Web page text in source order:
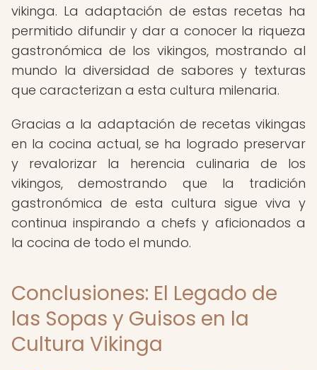
vikinga. La adaptación de estas recetas ha
permitido difundir y dar a conocer la riqueza
gastronómica de los vikingos, mostrando al
mundo la diversidad de sabores y texturas
que caracterizan a esta cultura milenaria.
Gracias a la adaptación de recetas vikingas
en la cocina actual, se ha logrado preservar
y revalorizar la herencia culinaria de los
vikingos, demostrando que la tradición
gastronómica de esta cultura sigue viva y
continua inspirando a chefs y aficionados a
la cocina de todo el mundo.
Conclusiones: El Legado de
las Sopas y Guisos en la
Cultura Vikinga